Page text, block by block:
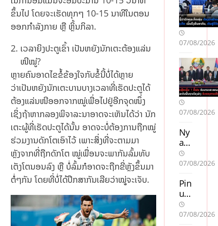
ຂຶ້ນໄປ ໂດຍຈະເຮັດທຸກໆ 10-15 ນາທີໃນຕອນ
ອອກກຳລັງກາຍ ຫຼື ຫຼິ້ນກິລາ.
ເວລາຍິງປະຕູເຂົ້າ ເປັນຫຍັງນັກເຕະຕ້ອງແລ່ນ
ໜີໝູ່?
ຫຼາຍຄົນອາດໄຂຂໍ້ຂ້ອງໃຈກັບຂໍ້ນີ້ບໍ່ໄດ້ຫຼາຍ
ວ່າເປັນຫຍັງນັກເຕະບານບາງເວລາທີ່ເຮັດປະຕູໄດ້
ຕ້ອງແລ່ນໜີອອກຈາກໝູ່ເພື່ອໄປຢູ່ອີກຈຸດໜຶ່ງ
ເຊິ່ງຖ້າຫາກລອງພິຈາລະນາອາດຈະເຫັນໄດ້ວ່າ ນັກ
ເຕະຜູ້ທີ່ເຮັດປະຕູໄດ້ນັ້ນ ອາດຈະບໍ່ຕ້ອງການຖືກໝູ່
ຮ່ວມງານດັກໂຕເອົາໄວ້ ເພາະສິ່ງທີ່ຈະຕາມມາ
ຫຼັງຈາກທີ່ຖືກດັກໂຕ ໝູ່ເພື່ອນຈະພາກັນລົ້ມທັບ
ເຕັງໂຕນອນລົງ ຫຼື ບໍ່ລົ້ມກໍອາດຈະຖືກຂີ່ຫຼັງຂຶ້ນມາ
ຕໍ່ໆກັນ ໂດຍທີ່ບໍ່ໄດ້ປຶກສາກັນເລີຍວ່າໝູຸ່ຈະເຈັບ.
07/08/2026
07/08/2026
Ny
a
cas
ino
n
sve
ns
k
07/08/2026
Pin
up
Ca
sin
07/08/2026